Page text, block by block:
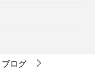
ブログ